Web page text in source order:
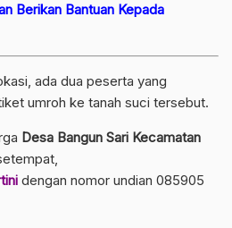
Berikan Bantuan Kepada
ada dua peserta yang
umroh ke tanah suci tersebut.
Desa Bangun Sari Kecamatan
dengan nomor undian 085905